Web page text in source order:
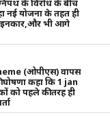
के विरोध के बीच
नई योजना के तहत ही
इनकार,और भी आगे
(ओपीएस) वापस
कहा कि 1 jan
को पहले की तरह ही